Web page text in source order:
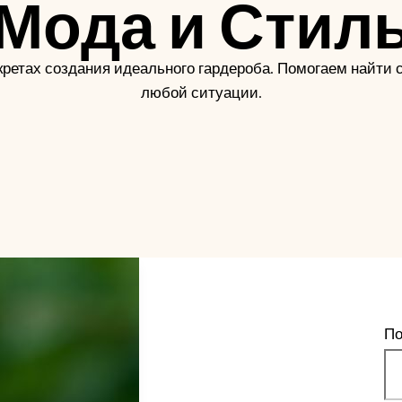
и
создания идеального гардероба. Помогаем
любой ситуации.